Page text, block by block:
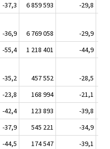
-37,3 6 859 593 -29,8
-36,9 6 769 058 -29,9
-55,4 1 218 401 -44,9
-35,2 457 552
-28,5
-23,8 168 994
-21,1
-42,4 123 893
-39,8
-37,9 545 221
-34,9
-44,5 174 547
-39,1